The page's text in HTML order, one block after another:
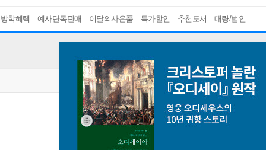
학혜택 예사단독판매 이달의사은품 특가할인 추천도서 대량/법인